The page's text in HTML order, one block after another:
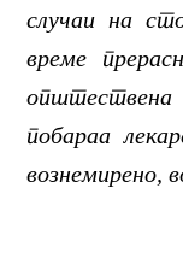
случаи на
време
побараа
вознемирено,